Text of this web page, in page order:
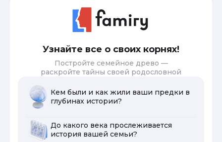
Узнайте все о своих корнях!
Постройте семейное древо —
раскройте тайны своей родословной
Кем были и как жили ваши предки в
глубинах истории?
До какого века прослеживается
история вашей семьи?